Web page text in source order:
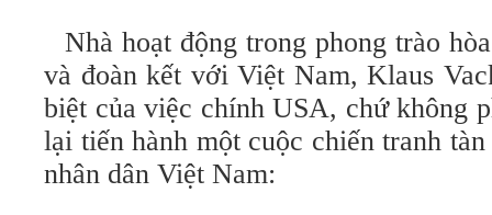
Nhà hoạt động trong phong trào
và đoàn kết với Việt Nam, Klaus
biệt của việc chính USA, chứ không
lại tiến hành một cuộc chiến tranh
nhân dân Việt Nam: